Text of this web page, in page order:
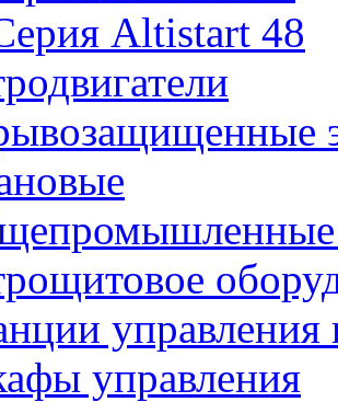
Altistart 48
управления
управления